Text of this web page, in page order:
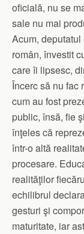
oficială, nu se
sale nu mai
Acum,
român, învestit
care îi lipsesc,
Încerc să nu fac
cum au fost
public, însă, fie
înţeles că
într-o altă
procesare.
realităţilor
echilibrul
gesturi şi
maturitate, iar